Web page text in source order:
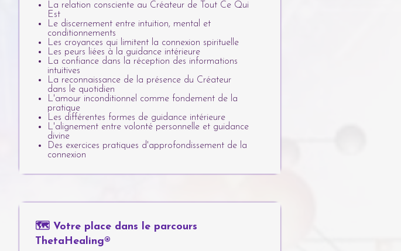
La relation consciente au Créateur de Tout Ce Qui
Est
Le discernement entre intuition, mental et
conditionnements
Les croyances qui limitent la connexion spirituelle
Les peurs liées à la guidance intérieure
La confiance dans la réception des informations
intuitives
La reconnaissance de la présence du Créateur
dans le quotidien
L'amour inconditionnel comme fondement de la
pratique
Les différentes formes de guidance intérieure
L'alignement entre volonté personnelle et guidance
divine
Des exercices pratiques d'approfondissement de la
connexion
🗺️ Votre place dans le parcours
ThetaHealing®